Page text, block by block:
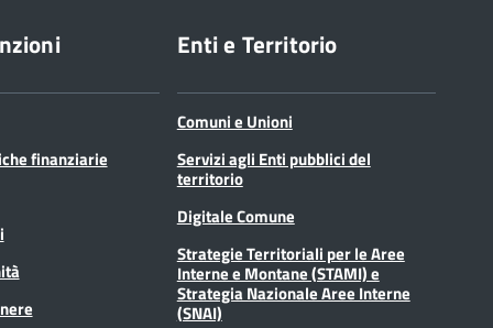
finanziarie
Enti e Territorio
Comuni e Unioni
Servizi agli Enti pubblici del
territorio
Digitale Comune
Strategie Territoriali per le Aree
Interne e Montane (STAMI) e
Strategia Nazionale Aree Interne
(SNAI)